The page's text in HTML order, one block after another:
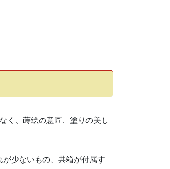
く、蒔絵の意匠、塗りの美し
少ないもの、共箱が付属す